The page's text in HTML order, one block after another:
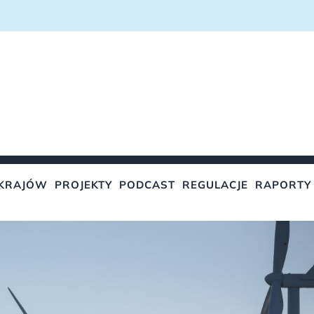
PROJEKTY PODCAST REGULACJE RAPORTY